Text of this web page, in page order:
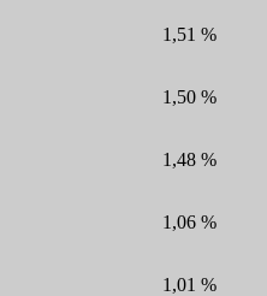
1,51 %
1,50 %
1,48 %
1,06 %
1,01 %